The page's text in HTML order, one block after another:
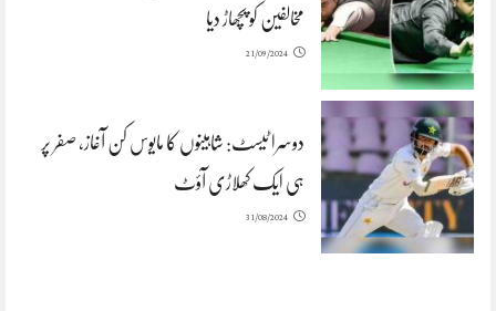
مخالفین کو پچھاڑ دیا
21/09/2024
دوسرا ٹیسٹ: شاہینوں کا مایوس کن آغاز، صفر پر
ہی ایک کھلاڑی آؤٹ
31/08/2024